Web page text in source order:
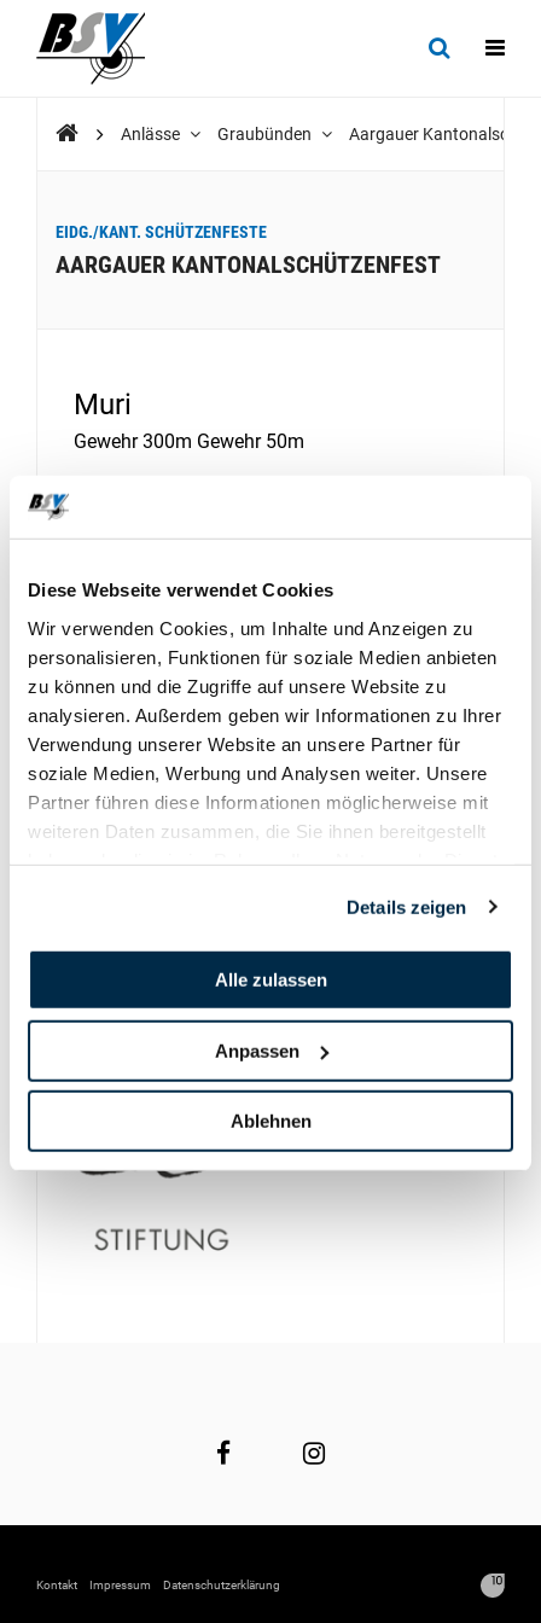
Diese Webseite verwendet Cookies
Wir verwenden Cookies, um Inhalte und Anzeigen zu
personalisieren, Funktionen für soziale Medien anbieten
zu können und die Zugriffe auf unsere Website zu
analysieren. Außerdem geben wir Informationen zu Ihrer
Verwendung unserer Website an unsere Partner für
soziale Medien, Werbung und Analysen weiter. Unsere
Partner führen diese Informationen möglicherweise mit
weiteren Daten zusammen, die Sie ihnen bereitgestellt
Details zeigen
Alle zulassen
Anpassen
Ablehnen
Anlässe Graubünden Aargauer
EIDG./KANT. SCHÜTZENFESTE
AARGAUER KANTONALSCHÜTZENFEST
Muri
Gewehr 300m Gewehr 50m
Kontakt Impressum Datenschutzerklärung